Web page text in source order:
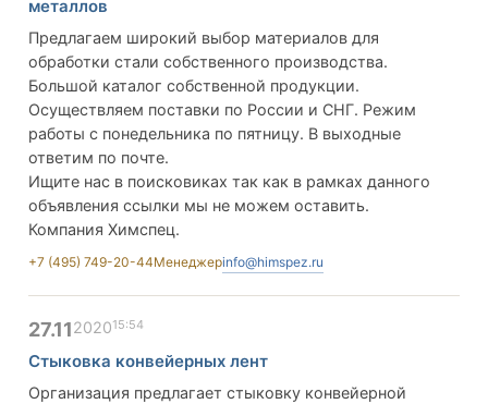
металлов
Предлагаем широкий выбор материалов для
обработки стали собственного производства.
Большой каталог собственной продукции.
Осуществляем поставки по России и СНГ. Режим
работы с понедельника по пятницу. В выходные
ответим по почте.
Ищите нас в поисковиках так как в рамках данного
объявления ссылки мы не можем оставить.
Компания Химспец.
+7 (495) 749-20-44Менеджерinfo@himspez.ru
27.11202015:54
Стыковка конвейерных лент
Организация предлагает стыковку конвейерной